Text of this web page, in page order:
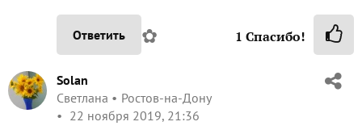
Ответить ✿ 1 Спасибо!
Solan
Светлана
Ростов-на-Дону
22 ноября 2019, 21:36